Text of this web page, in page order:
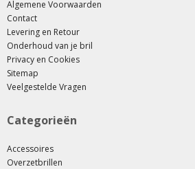
Algemene Voorwaarden
Contact
Levering en Retour
Onderhoud van je bril
Privacy en Cookies
Sitemap
Veelgestelde Vragen
Categorieën
Accessoires
Overzetbrillen